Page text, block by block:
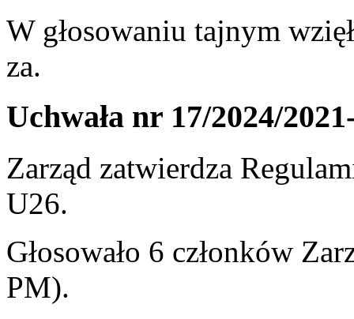
W głosowaniu tajnym
za.
Uchwała nr 17/2024/
Zarząd zatwierdza
U26.
Głosowało 6 członków
PM).